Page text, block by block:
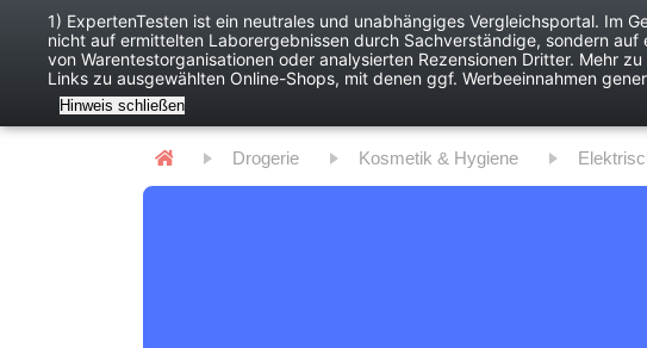
Baby Digitales Drogerie
Drogerie Kosmetik & Hygiene
1) ExpertenTesten ist ein neutrales und unabhängiges Vergleichsportal. Im
nicht auf ermittelten Laborergebnissen durch Sachverständige, sondern
von Warentestorganisationen oder analysierten Rezensionen Dritter. Mehr
Links zu ausgewählten Online-Shops, mit denen ggf. Werbeeinnahmen
Hinweis schließen